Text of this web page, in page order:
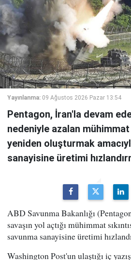
Yayınlanma: 09 Ağustos 2026 Pazar 13:54
Pentagon, İran'la devam
nedeniyle azalan mühimmat
yeniden oluşturmak
sanayisine üretimi
ABD Savunma Bakanlığı
savaşın yol açtığı mühimmat
savunma sanayisine üretimi
Washington Post'un ulaştığı iç